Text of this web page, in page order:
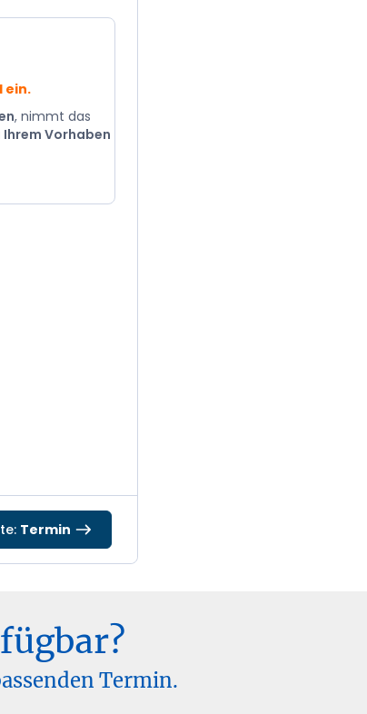
ein.
, nimmt das
Vorhaben
Termin
Termin.